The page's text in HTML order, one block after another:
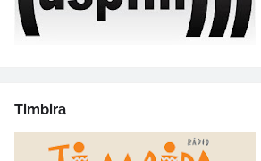
Timbira